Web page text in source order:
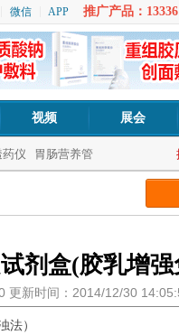
微信 APP 推广产品：
视频 展会
药仪 胃肠营养管
剂盒(胶乳增
更新时间：2014/12/30
法）